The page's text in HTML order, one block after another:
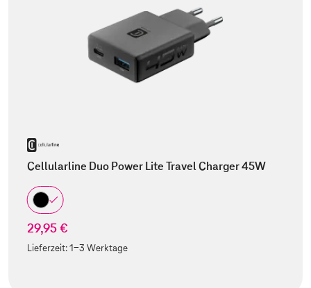
Cellularline Duo Power Lite Travel Charger 45W
29,95 €
Lieferzeit:1-3 Werktage